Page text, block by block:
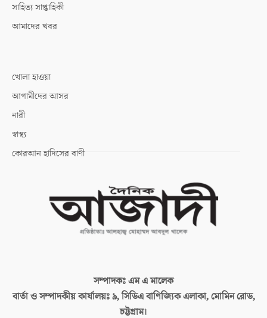
সাহিত্য সাপ্তাহিকী
আমাদের খবর
খোলা হাওয়া
আগামীদের আসর
নারী
স্বাস্থ্য
কোরআন হাদিসের বাণী
সম্পাদকঃএম এ মালেক
বার্তা ও সম্পাদকীয় কার্যালয়ঃ৯, সিডিএ বাণিজ্যিক এলাকা, মোমিন রোড,
চট্টগ্রাম।